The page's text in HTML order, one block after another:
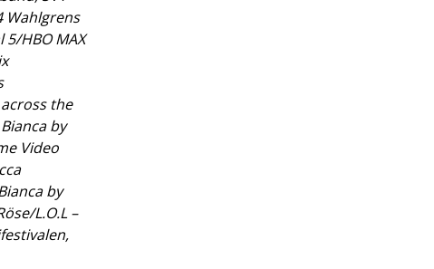
Wahlgrens
HBO MAX
the
by
Video
by
L.O.L –